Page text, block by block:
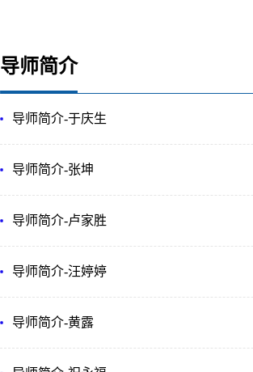
导师简介
导师简介-于庆生
导师简介-张坤
导师简介-卢家胜
导师简介-汪婷婷
导师简介-黄露